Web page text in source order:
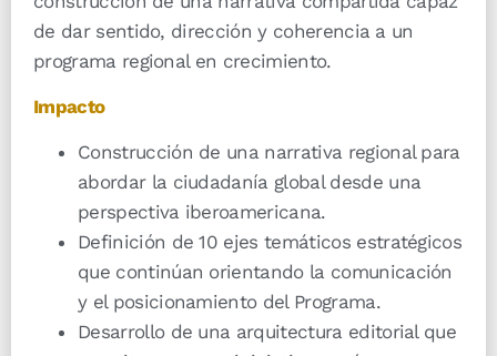
de dar sentido, dirección y coherencia a un
programa regional en crecimiento.
Impacto
Construcción de una narrativa regional para
abordar la ciudadanía global desde una
perspectiva iberoamericana.
Definición de 10 ejes temáticos estratégicos
que continúan orientando la comunicación
y el posicionamiento del Programa.
Desarrollo de una arquitectura editorial que